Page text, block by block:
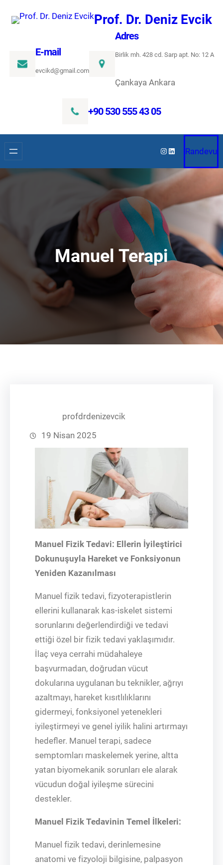
Prof. Dr. Deniz Evcik
E-mail
evcikd@gmail.com
Adres
Birlik mh. 428 cd. Sarp apt. No: 12 A
Çankaya Ankara
+90 530 555 43 05
Randevu
Manuel Terapi
profdrdenizevcik
19 Nisan 2025
Manuel Fizik Tedavi: Ellerin İyileştirici
Dokunuşuyla Hareket ve Fonksiyonun
Yeniden Kazanılması
Manuel fizik tedavi, fizyoterapistlerin
ellerini kullanarak kas-iskelet sistemi
sorunlarını değerlendirdiği ve tedavi
ettiği özel bir fizik tedavi yaklaşımıdır.
İlaç veya cerrahi müdahaleye
başvurmadan, doğrudan vücut
dokularına uygulanan bu teknikler, ağrıyı
azaltmayı, hareket kısıtlılıklarını
gidermeyi, fonksiyonel yetenekleri
iyileştirmeyi ve genel iyilik halini artırmayı
hedefler. Manuel terapi, sadece
semptomları maskelemek yerine, altta
yatan biyomekanik sorunları ele alarak
vücudun doğal iyileşme sürecini
destekler.
Manuel Fizik Tedavinin Temel İlkeleri:
Manuel fizik tedavi, derinlemesine
anatomi ve fizyoloji bilgisine, palpasyon